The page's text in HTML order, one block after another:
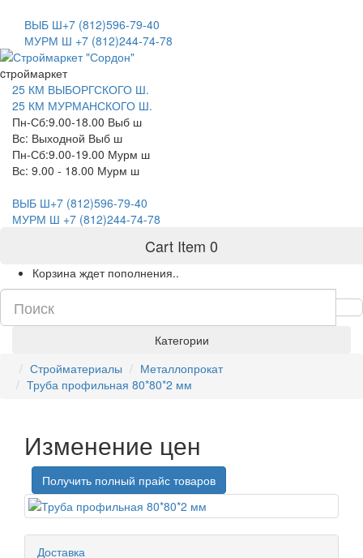
ВЫБ Ш+7 (812)596-79-40
МУРМ Ш +7 (812)244-74-78
cтроймаркет
25 КМ ВЫБОРГСКОГО Ш.
25 КМ МУРМАНСКОГО Ш.
Пн-Сб:9.00-18.00 Выб ш
Вс: Выходной Выб ш
Пн-Сб:9.00-19.00 Мурм ш
Вс: 9.00 - 18.00 Мурм ш
ВЫБ Ш+7 (812)596-79-40
МУРМ Ш +7 (812)244-74-78
Cart Item 0
Корзина ждет пополнения..
Категории
Стройматериалы
Металлопрокат
Труба профильная 80*80*2 мм
Изменение цен
Получить полный прайс товаров
Доставка